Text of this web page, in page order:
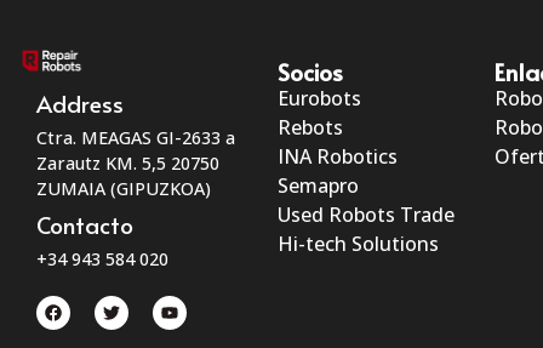
Address
Ctra. MEAGAS GI-2633 a
Zarautz KM. 5,5 20750
ZUMAIA (GIPUZKOA)
Contacto
+34 943 584 020
Socios
Eurobots
Rebots
INA Robotics
Semapro
Used Robots Trade
Hi-tech Solutions